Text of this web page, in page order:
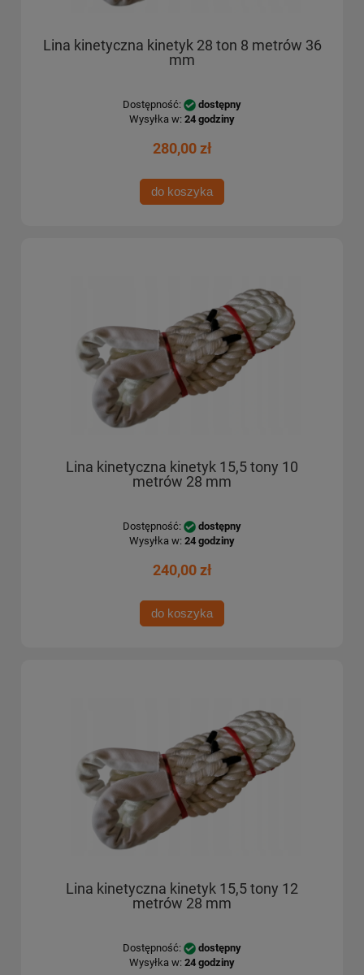
Lina kinetyczna kinetyk 28 ton 8 metrów 36
mm
Dostępność:
dostępny
Wysyłka w: 24 godziny
280,00 zł
do koszyka
Lina kinetyczna kinetyk 15,5 tony 10
metrów 28 mm
Dostępność:
dostępny
Wysyłka w: 24 godziny
240,00 zł
do koszyka
Lina kinetyczna kinetyk 15,5 tony 12
metrów 28 mm
Dostępność:
dostępny
Wysyłka w: 24 godziny